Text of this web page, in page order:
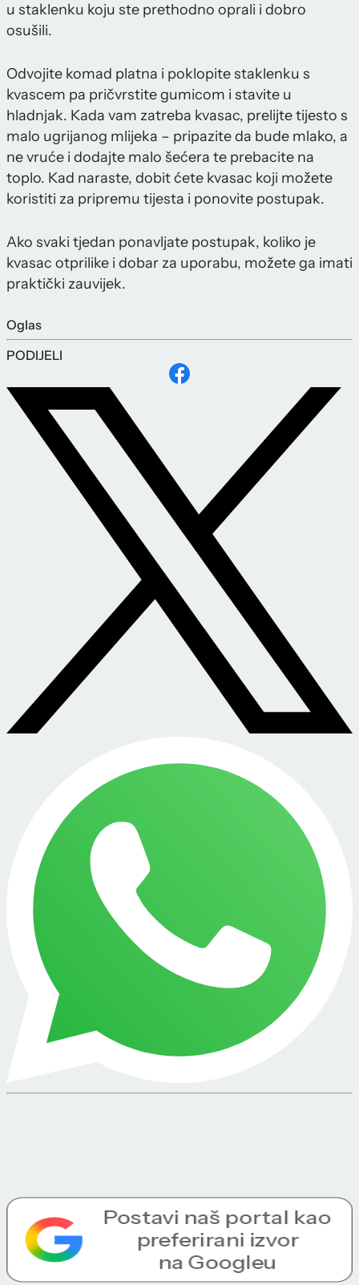
u staklenku koju ste prethodno oprali i dobro
osušili.
Odvojite komad platna i poklopite staklenku s
kvascem pa pričvrstite gumicom i stavite u
hladnjak. Kada vam zatreba kvasac, prelijte tijesto s
malo ugrijanog mlijeka – pripazite da bude mlako, a
ne vruće i dodajte malo šećera te prebacite na
toplo. Kad naraste, dobit ćete kvasac koji možete
koristiti za pripremu tijesta i ponovite postupak.
Ako svaki tjedan ponavljate postupak, koliko je
kvasac otprilike i dobar za uporabu, možete ga imati
praktički zauvijek.
Oglas
PODIJELI